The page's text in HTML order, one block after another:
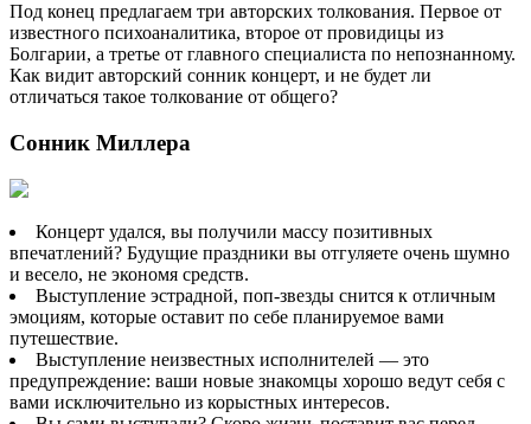
Под конец предлагаем три авторских толкования. Первое от
известного психоаналитика, второе от провидицы из
Болгарии, а третье от главного специалиста по непознанному.
Как видит авторский сонник концерт, и не будет ли
отличаться такое толкование от общего?
Сонник Миллера
Концерт удался, вы получили массу позитивных
впечатлений? Будущие праздники вы отгуляете очень шумно
и весело, не экономя средств.
Выступление эстрадной, поп-звезды снится к отличным
эмоциям, которые оставит по себе планируемое вами
путешествие.
Выступление неизвестных исполнителей — это
предупреждение: ваши новые знакомцы хорошо ведут себя с
вами исключительно из корыстных интересов.